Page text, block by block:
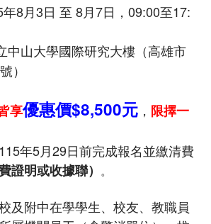
年8月3日 至 8月7日，09:00至17:
中山大學國際研究大樓（高雄市
）
享優惠價$8,500元 ， 限擇一
年5月29日前完成報名並繳清費
證明或收據聯） 。
及附中在學學生、校友、教職員